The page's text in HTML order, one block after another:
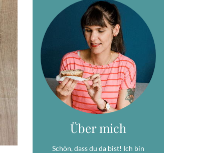
Über mich
Schön, dass du da bist! Ich bin